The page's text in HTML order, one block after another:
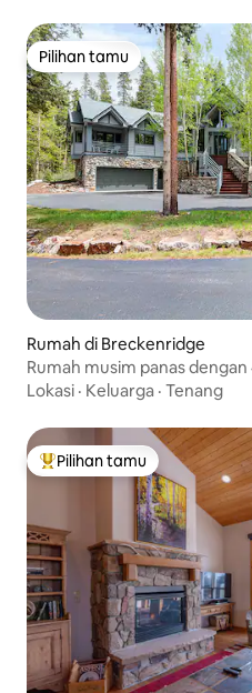
Pilihan tamu
Pilihan tamu
Rumah di Breckenridge
Rumah musim panas
Air Panas Pribadi.
Lokasi · Keluarga · Tenang
Pilihan tamu terpopuler
Pilihan tamu